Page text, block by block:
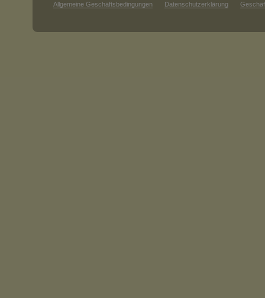
Allgemeine Geschäftsbedingungen Datenschutzerklärung